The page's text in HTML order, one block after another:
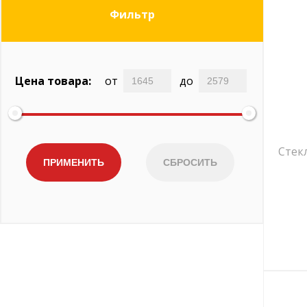
Фильтр
Цена товара: от до